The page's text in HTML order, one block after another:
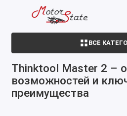
ВСЕ
Thinktool Master 2 –
возможностей и
преимущества